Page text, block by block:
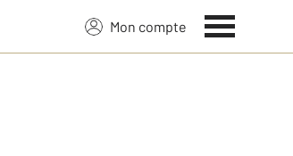
Mon compte